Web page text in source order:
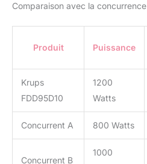
Comparaison avec la concurrence
Produit Puissance
Krups
FDD95D10
1200
Watts
Concurrent A 800 Watts
Concurrent B
1000